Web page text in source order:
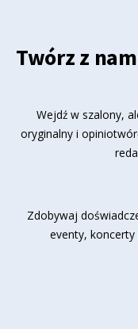
Twórz z
Wejdź w szalony,
oryginalny i
Zdobywaj
eventy,